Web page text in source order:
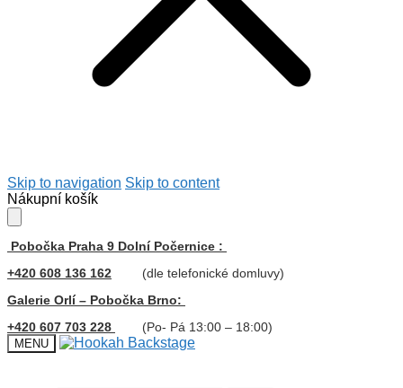
Skip to navigation Skip to content
Nákupní košík
Pobočka Praha 9 Dolní Počernice :
+420 608 136 162
(dle telefonické domluvy)
Galerie Orlí – Pobočka Brno:
+420 607 703 228
(Po- Pá 13:00 – 18:00)
MENU